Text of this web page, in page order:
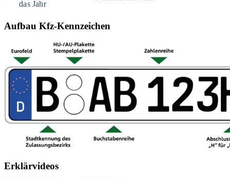
Aufbau Kfz-Kennzeichen
Erklärvideos